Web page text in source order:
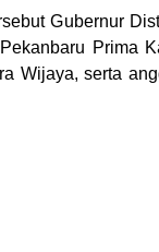
Gubernur
Prima
Wijaya, serta